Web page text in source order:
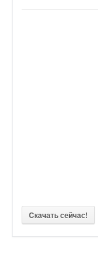
Скачать сейчас!